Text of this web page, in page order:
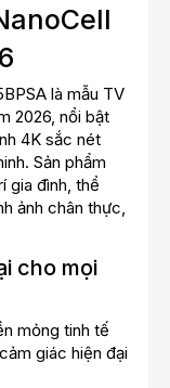
là mẫu TV
2026, nổi bật
4K sắc nét
Sản phẩm
gia đình, thể
ảnh chân thực,
cho mọi
mỏng tinh tế
giác hiện đại